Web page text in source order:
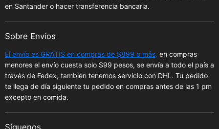
en Santander o hacer transferencia bancaria.
Sobre Envíos
El envío es GRATIS en compras de $899 o más, en compras
menores el envío cuesta solo $99 pesos, se envía a todo el país a
través de Fedex, también tenemos servicio con DHL. Tu pedido
te llega de día siguiente tu pedido en compras antes de las 1 pm
excepto en comida.
Síguenos